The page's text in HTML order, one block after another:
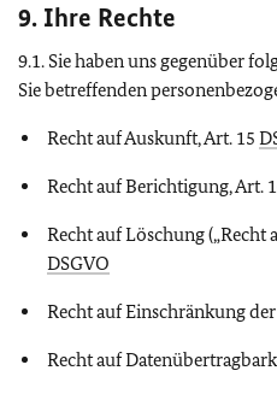
9. Ihre Rechte
9.1. Sie haben uns gegenüber
Sie betreffenden
Recht auf Auskunft, Art. 15
Recht auf Berichtigung, Art.
Recht auf Löschung („Recht
DSGVO
Recht auf Einschränkung
Recht auf